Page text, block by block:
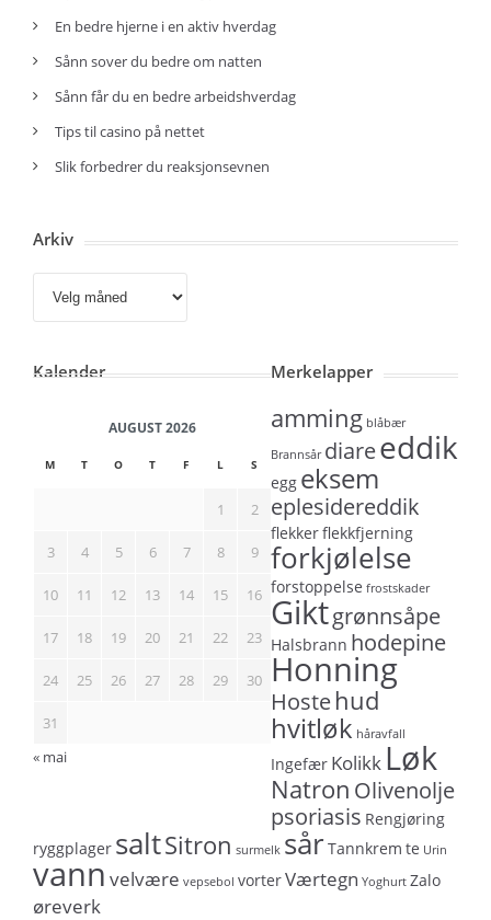
En bedre hjerne i en aktiv hverdag
Sånn sover du bedre om natten
Sånn får du en bedre arbeidshverdag
Tips til casino på nettet
Slik forbedrer du reaksjonsevnen
Arkiv
Kalender
AUGUST 2026
M T O T F L S
1 2
3 4 5 6 7 8 9
10 11 12 13 14 15 16
17 18 19 20 21 22 23
24 25 26 27 28 29 30
31
« mai
Merkelapper
amming blåbær
Brannsår diareeddik
egg eksem
eplesidereddik
flekkerflekkfjerning
forkjølelse
forstoppelse frostskader
Giktgrønnsåpe
Halsbrann hodepine
Honning
Hostehud
hvitløk håravfall
Ingefær Kolikk Løk
Natron Olivenolje
psoriasis Rengjøring
ryggplager saltSitron surmelk sårTannkrem te Urin
vann velvære vepsebol vorterVærtegn Yoghurt Zalo
øreverk